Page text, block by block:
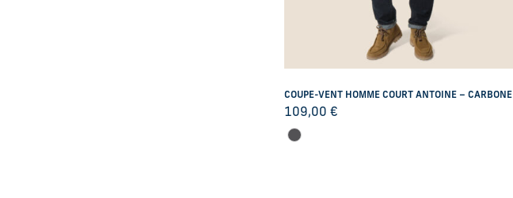
COUPE-VENT HOMME COURT ANTOINE – CARBONE
109,00 €